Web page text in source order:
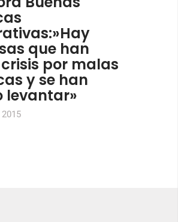
que han
por malas
y se han
levantar»